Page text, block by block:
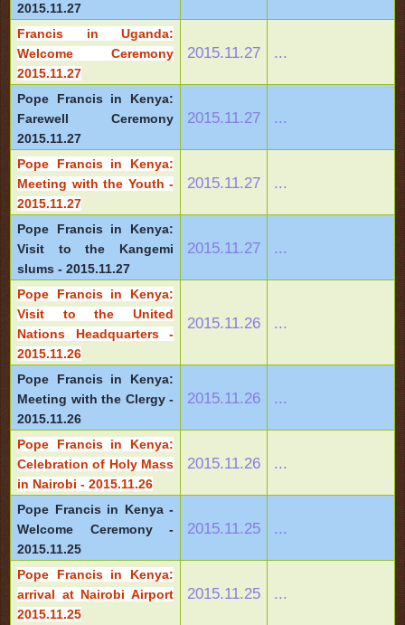
2015.11.27
Francis in Uganda:
Welcome Ceremony
2015.11.27
2015.11.27 ...
Pope Francis in Kenya:
Farewell Ceremony
2015.11.27
2015.11.27 ...
Pope Francis in Kenya:
Meeting with the Youth -
2015.11.27
2015.11.27 ...
Pope Francis in Kenya:
Visit to the Kangemi
slums - 2015.11.27
2015.11.27 ...
Pope Francis in Kenya:
Visit to the United
Nations Headquarters -
2015.11.26
2015.11.26 ...
Pope Francis in Kenya:
Meeting with the Clergy -
2015.11.26
2015.11.26 ...
Pope Francis in Kenya:
Celebration of Holy Mass
in Nairobi - 2015.11.26
2015.11.26 ...
Pope Francis in Kenya -
Welcome Ceremony -
2015.11.25
2015.11.25 ...
Pope Francis in Kenya:
arrival at Nairobi Airport
2015.11.25
2015.11.25 ...